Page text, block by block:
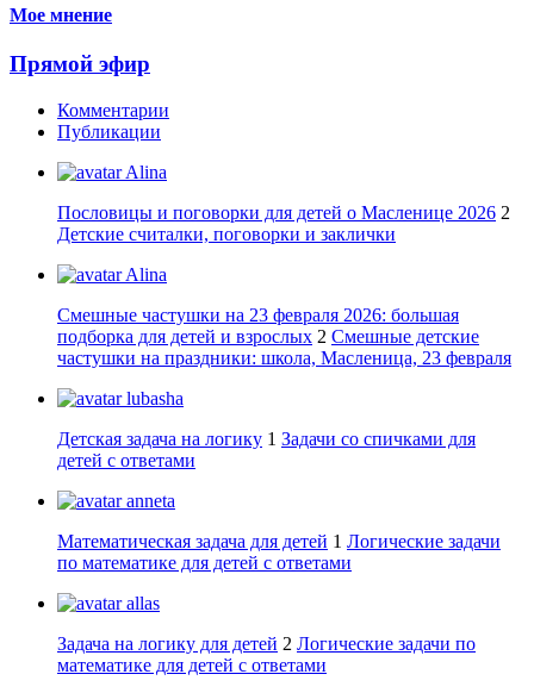
Мое мнение
Прямой эфир
Комментарии
Публикации
Alina
Пословицы и поговорки для детей о Масленице 2026 2
Детские считалки, поговорки и заклички
Alina
Смешные частушки на 23 февраля 2026: большая
подборка для детей и взрослых 2 Смешные детские
частушки на праздники: школа, Масленица, 23 февраля
lubasha
Детская задача на логику 1 Задачи со спичками для
детей с ответами
anneta
Математическая задача для детей 1 Логические задачи
по математике для детей с ответами
allas
Задача на логику для детей 2 Логические задачи по
математике для детей с ответами